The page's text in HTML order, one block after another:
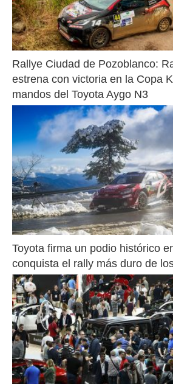
Rallye Ciudad de Pozoblanco:
estrena con victoria en la Copa
mandos del Toyota Aygo N3
Toyota firma un podio histórico
conquista el rally más duro de